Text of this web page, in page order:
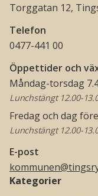
Torggatan 12,
Telefon
0477-441 00
Öppettider och
Måndag-torsdag
Lunchstängt 12.00-
Fredag och dag
Lunchstängt 12.00-
E-post
Kategorier